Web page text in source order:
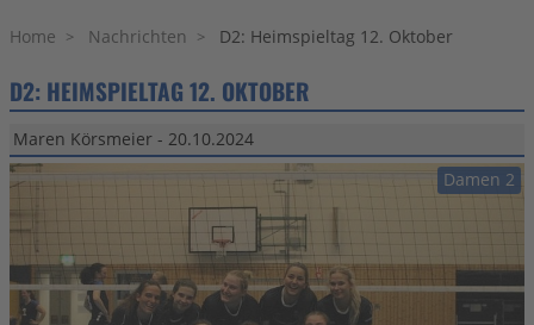
NACHRICHTEN
MANNSCHAFTEN
BEACH
BILDER
ABTEILUNG
Volleyball
Damen 2 (Landesliga)
Damen 3 (Bezirksklasse)
Damen 4 (Bezirksklasse)
Mixed 1 (Bezirksliga)
Mixed 2 (Bezirksliga)
Mixed 3
Mixed 4x4
SG Herren 1 (Dritte Liga)
Home Nachrichten D2: Heimspieltag 12. Oktober
D2: HEIMSPIELTAG 12. OKTOBER
Maren Körsmeier - 20.10.2024
Damen 2